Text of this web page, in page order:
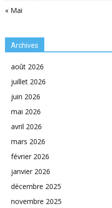
« Mai
Archives
août 2026
juillet 2026
juin 2026
mai 2026
avril 2026
mars 2026
février 2026
janvier 2026
décembre 2025
novembre 2025